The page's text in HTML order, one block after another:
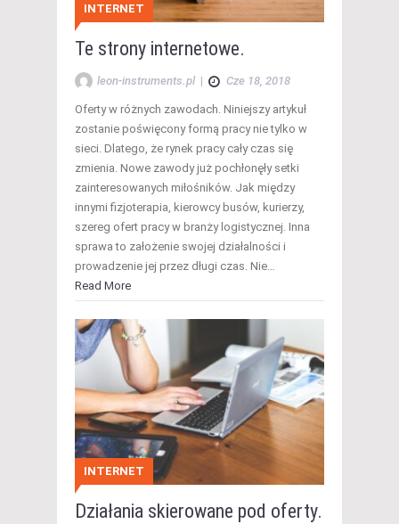
INTERNET
Te strony internetowe.
leon-instruments.pl | Cze 18, 2018
Oferty w różnych zawodach. Niniejszy artykuł
zostanie poświęcony formą pracy nie tylko w
sieci. Dlatego, że rynek pracy cały czas się
zmienia. Nowe zawody już pochłonęły setki
zainteresowanych miłośników. Jak między
innymi fizjoterapia, kierowcy busów, kurierzy,
szereg ofert pracy w branży logistycznej. Inna
sprawa to założenie swojej działalności i
prowadzenie jej przez długi czas. Nie…
Read More
INTERNET
Działania skierowane pod oferty.